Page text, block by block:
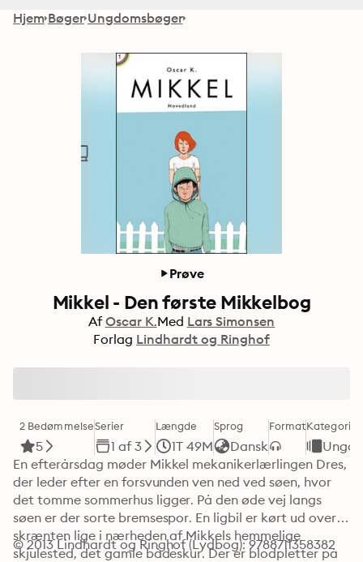
Hjem Bøger Ungdomsbøger
Prøve
Mikkel - Den første Mikkelbog
Af Oscar K.Med Lars Simonsen
Forlag Lindhardt og Ringhof
2 Bedømmelse
5
Serier
1 af 3
Længde
1T 49M
Sprog
Dansk
FormatKategori
En efterårsdag møder Mikkel mekanikerlærlingen Dres,
der leder efter en forsvunden ven ned ved søen, hvor
det tomme sommerhus ligger. På den øde vej langs
søen er der sorte bremsespor. En ligbil er kørt ud over
skrænten lige i nærheden af Mikkels hemmelige
skjulested, det gamle bådeskur. Der er blodpletter på
© 2013 Lindhardt og Ringhof (Lydbog): 9788711358382